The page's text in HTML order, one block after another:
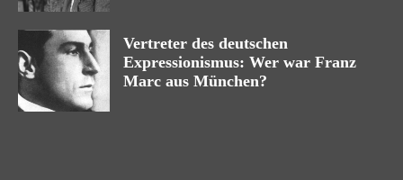
Vertreter des deutschen
Expressionismus: Wer war Franz
Marc aus München?